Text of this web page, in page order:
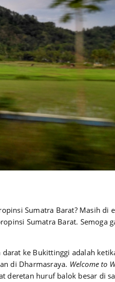
Sumatra Barat? Masih di
Sumatra Barat. Semoga
ke Bukittinggi adalah
di Dharmasraya. Welcome to
deretan huruf balok besar di